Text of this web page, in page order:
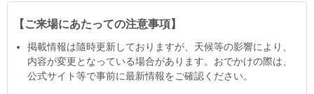
【ご来場にあたっての注意事項】
掲載情報は隨時更新しておりますが、天候等の影響により、
内容が変更となっている場合があります。おでかけの際は、
公式サイト等で事前に最新情報をご確認ください。